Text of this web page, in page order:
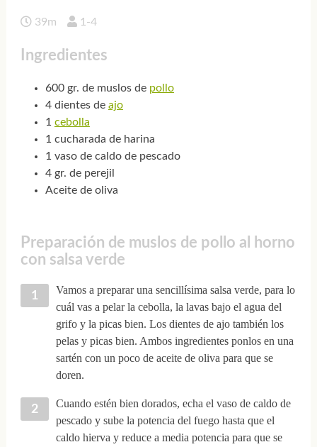
39m 1-4
Ingredientes
600 gr. de muslos de pollo
4 dientes de ajo
1 cebolla
1 cucharada de harina
1 vaso de caldo de pescado
4 gr. de perejil
Aceite de oliva
Preparación de muslos de pollo al horno
con salsa verde
Vamos a preparar una sencillísima salsa verde, para lo
cuál vas a pelar la cebolla, la lavas bajo el agua del
grifo y la picas bien. Los dientes de ajo también los
pelas y picas bien. Ambos ingredientes ponlos en una
sartén con un poco de aceite de oliva para que se
doren.
Cuando estén bien dorados, echa el vaso de caldo de
pescado y sube la potencia del fuego hasta que el
caldo hierva y reduce a media potencia para que se